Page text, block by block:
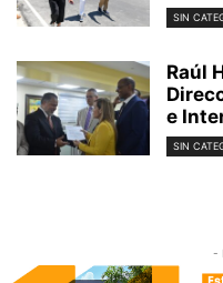
SIN
Raúl
e
SIN
-